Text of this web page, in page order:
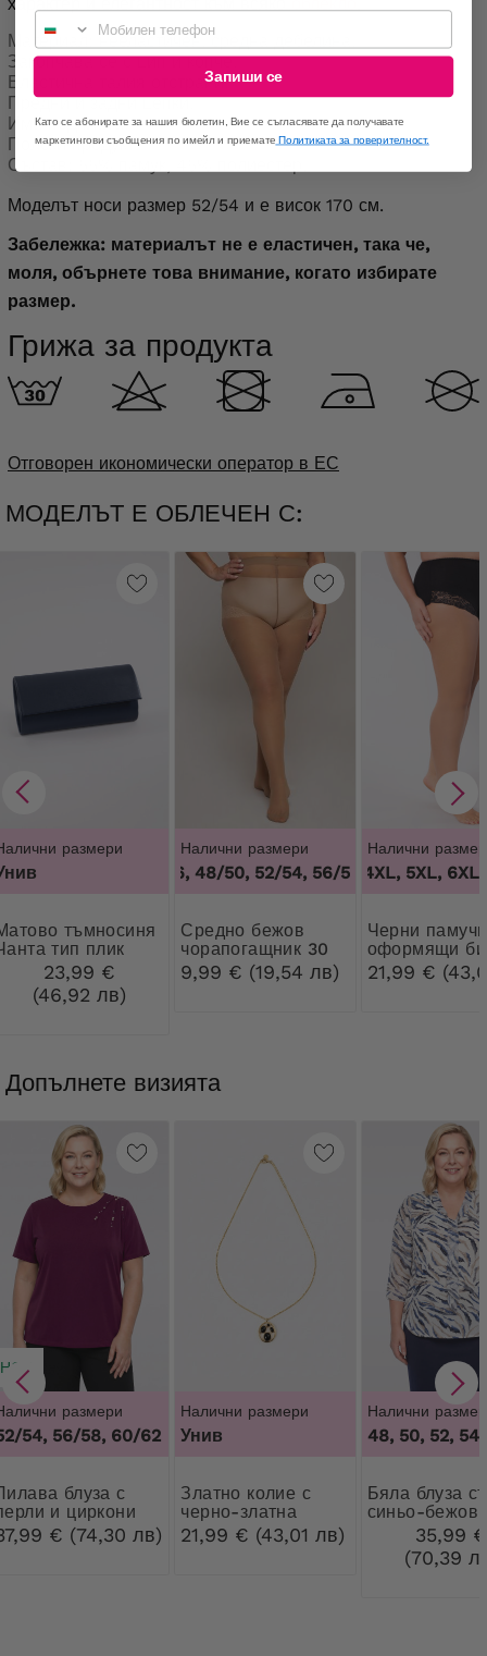
Материал: нееластичен, средна дебелина.
Закопчава се с цип и копче.
Еластична талия отстрани.
Предни и задни цепки.
Има подплата.
Полски продукт.
Състав: 55% памук, 45% полиестер.
Моделът носи размер 52/54 и е висок 170 см.
Забележка: материалът не е еластичен, така че,
моля, обърнете това внимание, когато избирате
размер.
Грижа за продукта
Отговорен икономически оператор в ЕС
МОДЕЛЪТ Е ОБЛЕЧЕН С:
размери
тип плик
23,99 €
(46,92 лв)
Налични размери
44/46, 48/50, 52/54, 56/58, 60/62,44/46,
Средно бежов
чорапогащник 30
DEN Ribessa
9,99 € (19,54 лв)
Налични
3XL, 4XL, 5XL, 6XL,
Черни памучни
оформящи
с дантела
21,99 €
Допълнете визията
НОВ
размери
54, 56/58, 60/62
с
и циркони
€ (74,30 лв)
Налични размери
Унив
Златно колие с
черно-златна
висулка
21,99 € (43,01 лв)
Налични
48, 50, 52,
Бяла блуза със
синьо-бежов
и
35,99 €
(70,39
Мобилен телефон
Запиши се
Като се абонирате за нашия бюлетин, Вие се съгласявате да получавате
маркетингови съобщения по имейл и приемате Политиката за поверителност.